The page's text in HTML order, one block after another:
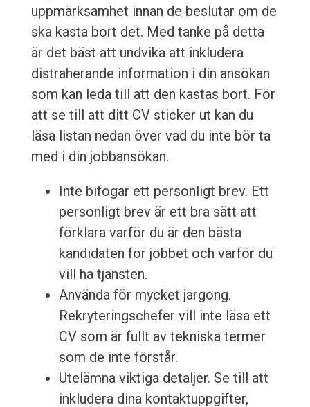
uppmärksamhet innan de beslutar om de
ska kasta bort det. Med tanke på detta
är det bäst att undvika att inkludera
distraherande information i din ansökan
som kan leda till att den kastas bort. För
att se till att ditt CV sticker ut kan du
läsa listan nedan över vad du inte bör ta
med i din jobbansökan.
Inte bifogar ett personligt brev. Ett
personligt brev är ett bra sätt att
förklara varför du är den bästa
kandidaten för jobbet och varför du
vill ha tjänsten.
Använda för mycket jargong.
Rekryteringschefer vill inte läsa ett
CV som är fullt av tekniska termer
som de inte förstår.
Utelämna viktiga detaljer. Se till att
inkludera dina kontaktuppgifter,